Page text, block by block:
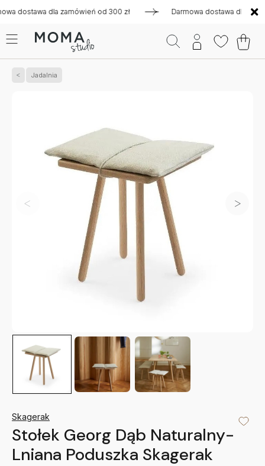
dla zamówień od 300 zł Darmowa dostawa dla
Jadalnia
Skagerak
Stołek Georg Dąb Naturalny-
Lniana Poduszka Skagerak